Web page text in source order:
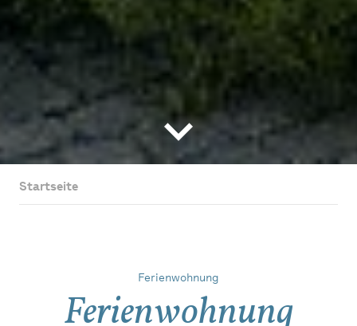
Startseite
Ferienwohnung
Ferienwohnung